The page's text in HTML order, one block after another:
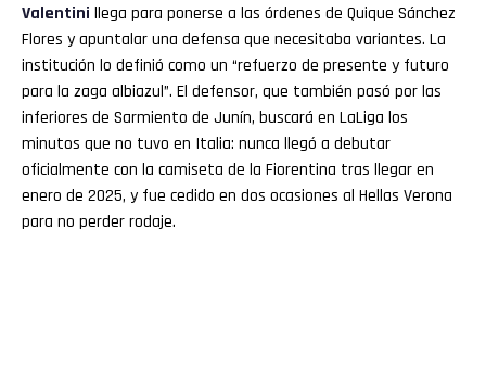
Valentini llega para ponerse a las órdenes de Quique Sánchez
Flores y apuntalar una defensa que necesitaba variantes. La
institución lo definió como un “refuerzo de presente y futuro
para la zaga albiazul”. El defensor, que también pasó por las
inferiores de Sarmiento de Junín, buscará en LaLiga los
minutos que no tuvo en Italia: nunca llegó a debutar
oficialmente con la camiseta de la Fiorentina tras llegar en
enero de 2025, y fue cedido en dos ocasiones al Hellas Verona
para no perder rodaje.